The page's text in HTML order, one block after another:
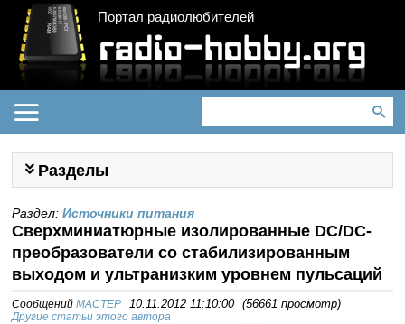
Портал радиолюбителей
Разделы
Раздел:Источники питания
Сверхминиатюрные изолированные DC/DC-
преобразователи со стабилизированным
выходом и ультранизким уровнем пульсаций
СообщенийMACTEP 10.11.2012 11:10:00 (56661 просмотр)
Другие статьи этого автора